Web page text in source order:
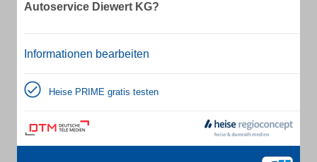
Autoservice Diewert KG?
Informationen bearbeiten
Heise PRIME gratis testen